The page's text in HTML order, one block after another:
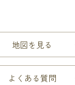
地図を見る
よくある質問